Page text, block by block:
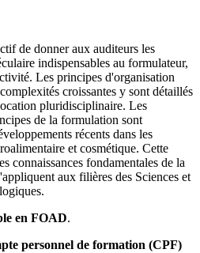
de donner aux auditeurs les
indispensables au formulateur,
Les principes d'organisation
croissantes y sont détaillés
pluridisciplinaire. Les
de la formulation sont
récents dans les
et cosmétique. Cette
connaissances fondamentales de la
aux filières des Sciences et
en FOAD.
personnel de formation (CPF)